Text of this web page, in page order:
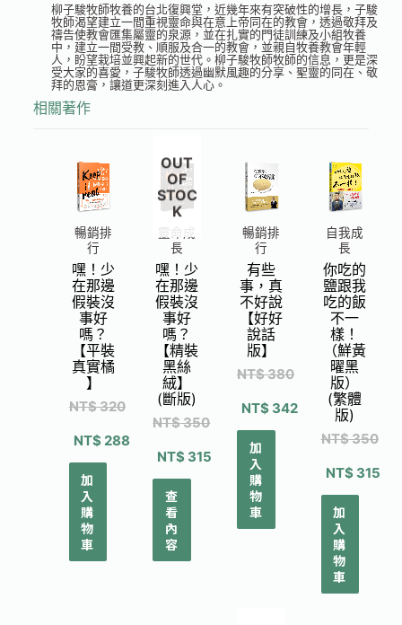
柳子駿牧師牧養的台北復興堂，近幾年來有突破性的增長，子駿
牧師渴望建立一間重視靈命與在意上帝同在的教會，透過敬拜及
禱告使教會匯集屬靈的泉源，並在扎實的門徒訓練及小組牧養
中，建立一間受教、順服及合一的教會，並親自牧養教會年輕
人，盼望栽培並興起新的世代。柳子駿牧師牧師的信息，更是深
受大家的喜愛，子駿牧師透過幽默風趣的分享、聖靈的同在、敬
拜的恩膏，讓道更深刻進入人心。
相關著作
暢銷排
行
嘿！少
在那邊
假裝沒
事好
嗎？
【平裝
真實橘
】
NT$320
NT$288
加
入
購
物
車
OUT
OF
STOC
K
靈命成
長
嘿！少
在那邊
假裝沒
事好
嗎？
【精裝
黑絲
絨】
(斷版)
NT$350
NT$ 315
查
看
內
容
暢銷排
行
有些
事，真
不好說
【好好
說話
版】
NT$380
NT$342
加
入
購
物
車
自我成
長
你吃的
鹽跟我
吃的飯
不一
樣！
（鮮黃
曜黑
版）
(繁體
版)
NT$350
NT$315
加
入
購
物
車